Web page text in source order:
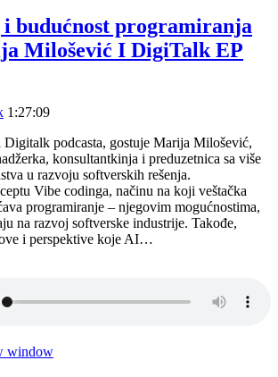
i budućnost programiranja
Milošević I DigiTalk EP
1:27:09
podcasta, gostuje Marija Milošević,
konsultantkinja i preduzetnica sa više
u razvoju softverskih rešenja.
Vibe codinga, načinu na koji veštačka
programiranje – njegovim mogućnostima,
na razvoj softverske industrije. Takođe,
i perspektive koje AI…
window